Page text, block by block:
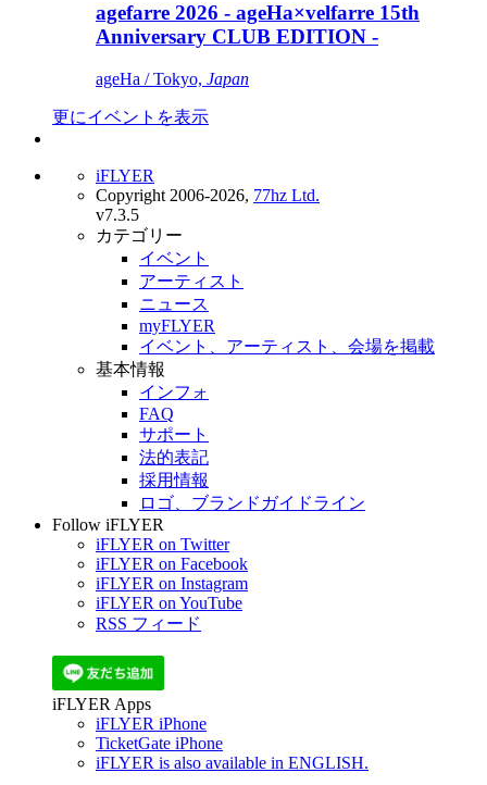
agefarre 2026 - ageHa×velfarre 15th
Anniversary CLUB EDITION -
ageHa / Tokyo, Japan
更にイベントを表示
iFLYER
Copyright 2006-2026, 77hz Ltd.
v7.3.5
カテゴリー
イベント
アーティスト
ニュース
myFLYER
イベント、アーティスト、会場を掲載
基本情報
インフォ
FAQ
サポート
法的表記
採用情報
ロゴ、ブランドガイドライン
Follow iFLYER
iFLYER on Twitter
iFLYER on Facebook
iFLYER on Instagram
iFLYER on YouTube
RSS フィード
iFLYER Apps
iFLYER iPhone
TicketGate iPhone
iFLYER is also available in ENGLISH.